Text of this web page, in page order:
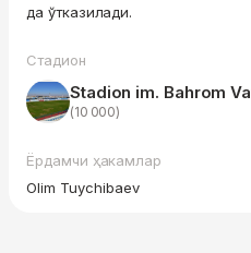
да ўтказилади.
Стадион
Stadion im. Bahrom
(10 000)
Ёрдамчи ҳакамлар
Olim Tuychibaev